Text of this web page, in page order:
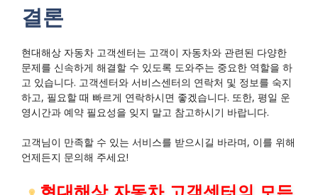
결론
현대해상 자동차 고객센터는 고객이 자동차와 관련된 다양한
문제를 신속하게 해결할 수 있도록 도와주는 중요한 역할을 하
고 있습니다. 고객센터와 서비스센터의 연락처 및 정보를 숙지
하고, 필요할 때 빠르게 연락하시면 좋겠습니다. 또한, 평일 운
영시간과 예약 필요성을 잊지 말고 참고하시기 바랍니다.
고객님이 만족할 수 있는 서비스를 받으시길 바라며, 이를 위해
언제든지 문의해 주세요!